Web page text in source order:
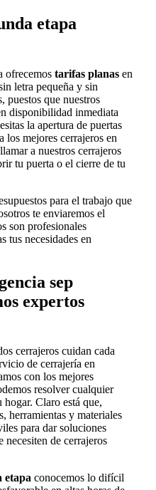
etapa
ofrecemos tarifas planas en
letra pequeña y sin
puestos que nuestros
disponibilidad inmediata
la apertura de puertas
los mejores cerrajeros en
a nuestros cerrajeros
tu puerta o el cierre de tu
para el trabajo que
te enviaremos el
son profesionales
tus necesidades en
sep
expertos
cerrajeros cuidan cada
de cerrajería en
con los mejores
resolver cualquier
hogar. Claro está que,
herramientas y materiales
para dar soluciones
necesiten de cerrajeros
etapa conocemos lo difícil